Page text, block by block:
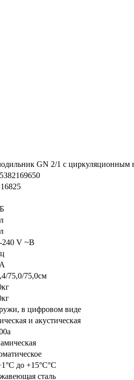
GN 2/1 с
240 V ~В
75,0/75,0см
в цифровом виде
и акустическая
до +15°C°C
сталь